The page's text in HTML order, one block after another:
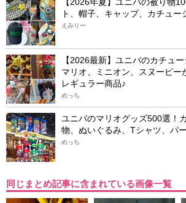
ト、帽子、キャップ、カチュー
えみりー
【2026最新】ユニバのカチュ
マリオ、ミニオン、スヌーピー
レギュラー商品♪
めっち
ユニバのマリオグッズ500選！
物、ぬいぐるみ、Tシャツ、パ
めっち
同じまとめ記事に含まれている画像一覧